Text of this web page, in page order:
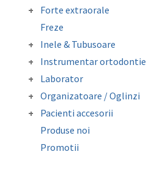
Forte extraorale
Module de siguranta
Freze
Inele & Tubusoare
Inele molar
Tubusor molar 1 si 2
Instrumentar ortodontie
Clesti
Instrumentar auxiliar
Pense
Sonde/Explorer/Director
Laborator
Accesorii laborator
Folii copolyester /
polypropylene /
Mouthguard Soft EVA
Organizatoare / Oglinzi
Oglinzi fotografie
Organizatoare
Pacienti accesorii
Ceara ortodontica
Cutie depozitare aparat
mobil
Produse noi
Promotii